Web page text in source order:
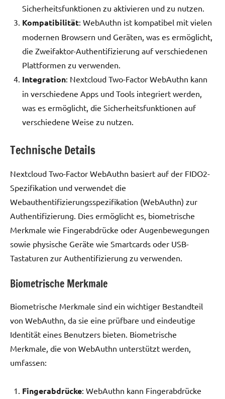
Sicherheitsfunktionen zu aktivieren und zu nutzen.
Kompatibilität: WebAuthn ist kompatibel mit vielen
modernen Browsern und Geräten, was es ermöglicht,
die Zweifaktor-Authentifizierung auf verschiedenen
Plattformen zu verwenden.
Integration: Nextcloud Two-Factor WebAuthn kann
in verschiedene Apps und Tools integriert werden,
was es ermöglicht, die Sicherheitsfunktionen auf
verschiedene Weise zu nutzen.
Technische Details
Nextcloud Two-Factor WebAuthn basiert auf der FIDO2-
Spezifikation und verwendet die
Webauthentifizierungsspezifikation (WebAuthn) zur
Authentifizierung. Dies ermöglicht es, biometrische
Merkmale wie Fingerabdrücke oder Augenbewegungen
sowie physische Geräte wie Smartcards oder USB-
Tastaturen zur Authentifizierung zu verwenden.
Biometrische Merkmale
Biometrische Merkmale sind ein wichtiger Bestandteil
von WebAuthn, da sie eine prüfbare und eindeutige
Identität eines Benutzers bieten. Biometrische
Merkmale, die von WebAuthn unterstützt werden,
umfassen:
Fingerabdrücke: WebAuthn kann Fingerabdrücke